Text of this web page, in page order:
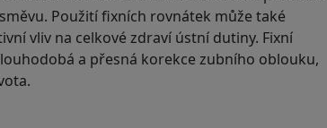
Použití fixních rovnátek může také
vliv na celkové zdraví ústní dutiny. Fixní
a přesná korekce zubního oblouku,